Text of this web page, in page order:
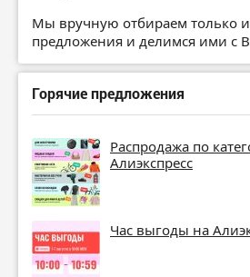
Мы вручную отбираем только
предложения и делимся ими с
Горячие предложения
Распродажа по
Алиэкспресс
Час выгоды на